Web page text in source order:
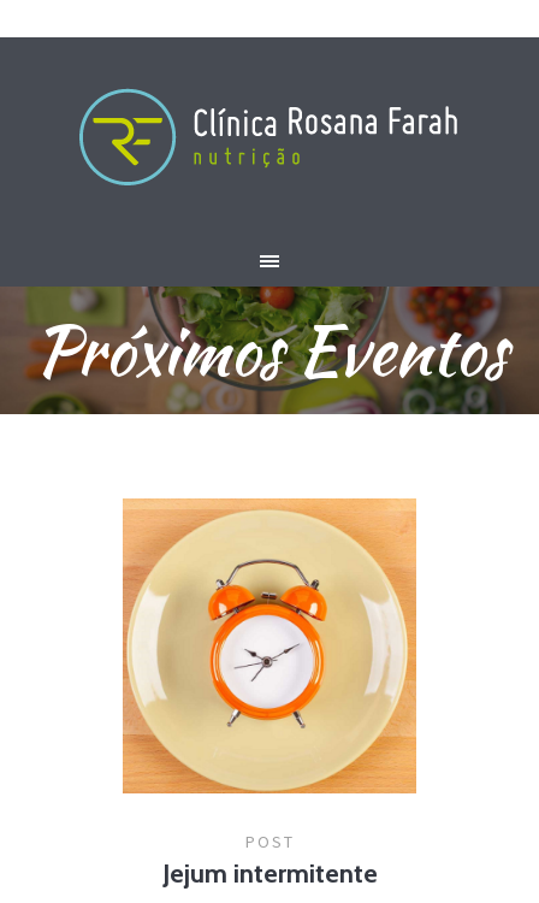
Próximos Eventos
POST
Jejum intermitente